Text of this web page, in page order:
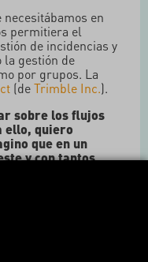
en
permitiera el
de incidencias y
la gestión de
por grupos. La
(deTrimble Inc.).
sobre los flujos
ello, quiero
que en un
y con tantos